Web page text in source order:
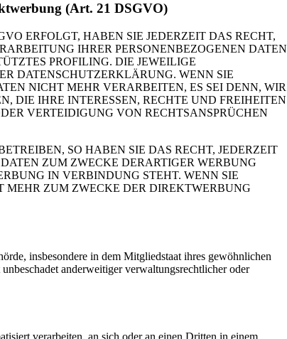
(Art. 21 DSGVO)
ERFOLGT, HABEN SIE JEDERZEIT DAS RECHT,
IHRER PERSONENBEZOGENEN DATEN
PROFILING. DIE JEWEILIGE
DATENSCHUTZERKLÄRUNG. WENN SIE
NICHT MEHR VERARBEITEN, ES SEI DENN, WIR
DIE IHRE INTERESSEN, RECHTE UND FREIHEITEN
VERTEIDIGUNG VON RECHTSANSPRÜCHEN
SO HABEN SIE DAS RECHT, JEDERZEIT
ZUM ZWECKE DERARTIGER WERBUNG
IN VERBINDUNG STEHT. WENN SIE
MEHR ZUM ZWECKE DER DIREKTWERBUNG
insbesondere in dem Mitgliedstaat ihres gewöhnlichen
anderweitiger verwaltungsrechtlicher oder
verarbeiten, an sich oder an einen Dritten in einem